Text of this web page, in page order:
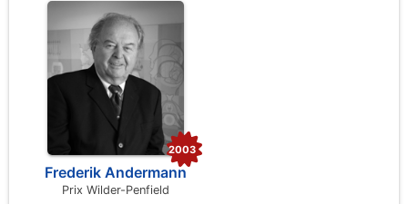
Frederik Andermann
Prix Wilder-Penfield
2003